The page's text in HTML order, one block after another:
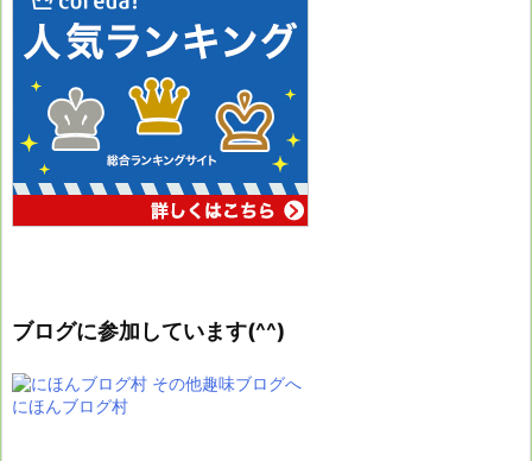
ブログに参加しています(^^)
にほんブログ村